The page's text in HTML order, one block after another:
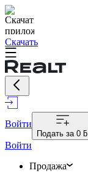
Скачать
Войти
Подать за 0 ƃ
Войти
Продажа